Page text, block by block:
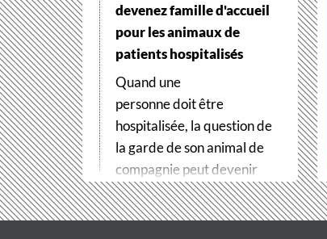
devenez famille d'accueil
pour les animaux de
patients hospitalisés
Quand une
personne doit être
hospitalisée, la question de
la garde de son animal de
compagnie peut devenir
un véritable frein
aux soins. Pour…